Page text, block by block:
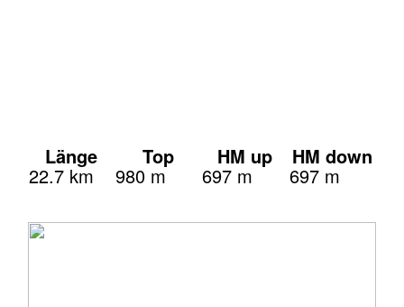
Länge Top HM up HM down
22.7 km 980 m 697 m 697 m